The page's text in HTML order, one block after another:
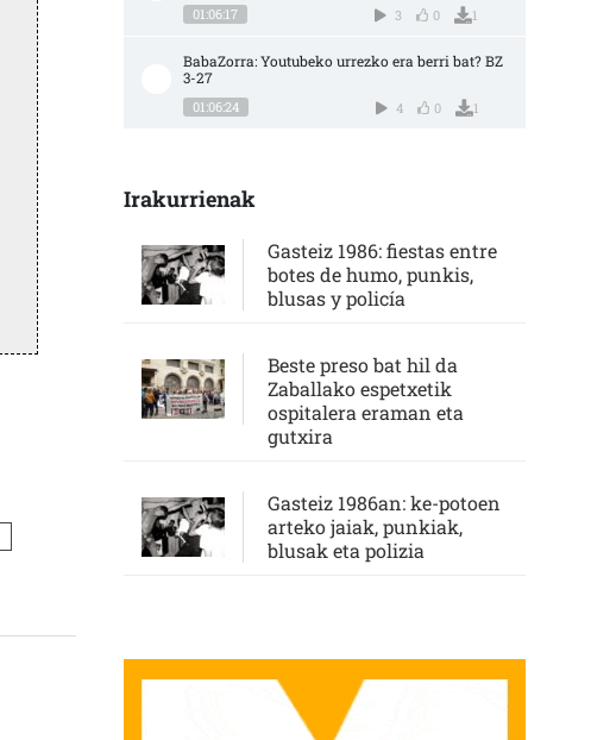
01:06:17 3 0 1
BabaZorra: Youtubeko urrezko era berri bat? BZ
3-27
01:06:24 4 0 1
Irakurrienak
Gasteiz 1986: fiestas entre
botes de humo, punkis,
blusas y policía
Beste preso bat hil da
Zaballako espetxetik
ospitalera eraman eta
gutxira
Gasteiz 1986an: ke-potoen
arteko jaiak, punkiak,
blusak eta polizia